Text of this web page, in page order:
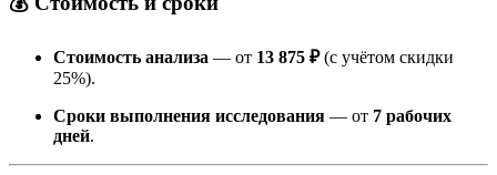
Стоимость анализа — от 13 875 ₽(с учётом скидки
25%).
Сроки выполнения исследования — от 7 рабочих
дней.